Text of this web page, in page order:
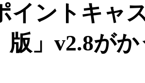
イントキャ
版」v2.8が